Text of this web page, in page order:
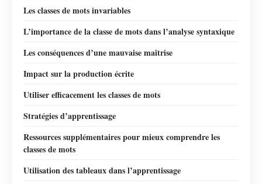
Les classes de mots invariables
L’importance de la classe de mots dans l’analyse syntaxique
Les conséquences d’une mauvaise maîtrise
Impact sur la production écrite
Utiliser efficacement les classes de mots
Stratégies d’apprentissage
Ressources supplémentaires pour mieux comprendre les
classes de mots
Utilisation des tableaux dans l’apprentissage